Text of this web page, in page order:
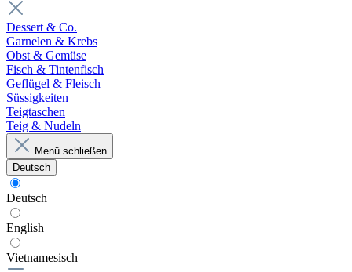
Dessert & Co.
Garnelen & Krebs
Obst & Gemüse
Fisch & Tintenfisch
Geflügel & Fleisch
Süssigkeiten
Teigtaschen
Teig & Nudeln
Menü schließen
Deutsch
Deutsch
English
Vietnamesisch